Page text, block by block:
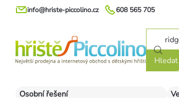
Přejít
608 565 705
info@hriste-piccolino.cz
Hledat
Osobní řešení